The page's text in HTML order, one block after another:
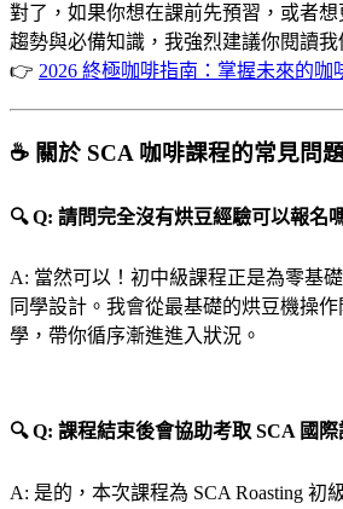
對了，如果你想在課前先預習，或者
趨勢與必備知識，我強烈建議你閱讀我
👉 2026 終極咖啡指南：掌握未來的咖
☕ 關於 SCA 咖啡課程的常見問
🔍 Q: 請問完全沒有烘豆經驗可以報名
A: 當然可以！初中級課程正是為零基
同學設計。我會從最基礎的烘豆機操
學，帶你循序漸進進入狀況。
🔍 Q: 課程結束後會協助考取 SCA 國際
A: 是的，本次課程為 SCA Roasting 初